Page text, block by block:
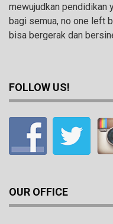
mewujudkan pendidikan
bagi semua, no one left
bisa bergerak dan
FOLLOW US!
OUR OFFICE